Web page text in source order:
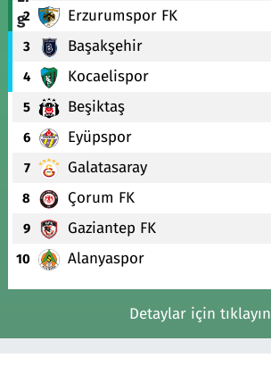
2 Erzurumspor FK
3 Başakşehir
4 Kocaelispor
5 Beşiktaş
6 Eyüpspor
7 Galatasaray
8 Çorum FK
9 Gaziantep FK
10 Alanyaspor
Detaylar için tıklayın